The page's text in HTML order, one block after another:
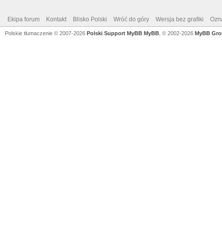
Ekipa forum Kontakt Blisko Polski Wróć do góry Wersja bez grafiki
Polskie tłumaczenie © 2007-2026 Polski Support MyBB MyBB , © 2002-2026 MyBB